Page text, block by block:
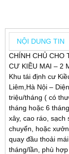
NỘI DUNG TIN
CHÍNH CHỦ CHO
CƯ KIỀU MAI – 2
Khu tái định cư
Liêm,Hà Nội –
triệu/tháng ( có
tháng hoặc 6
xây, cao ráo, sạch
chuyển, hoặc
quay đầu thoải
tháng/lần, phù